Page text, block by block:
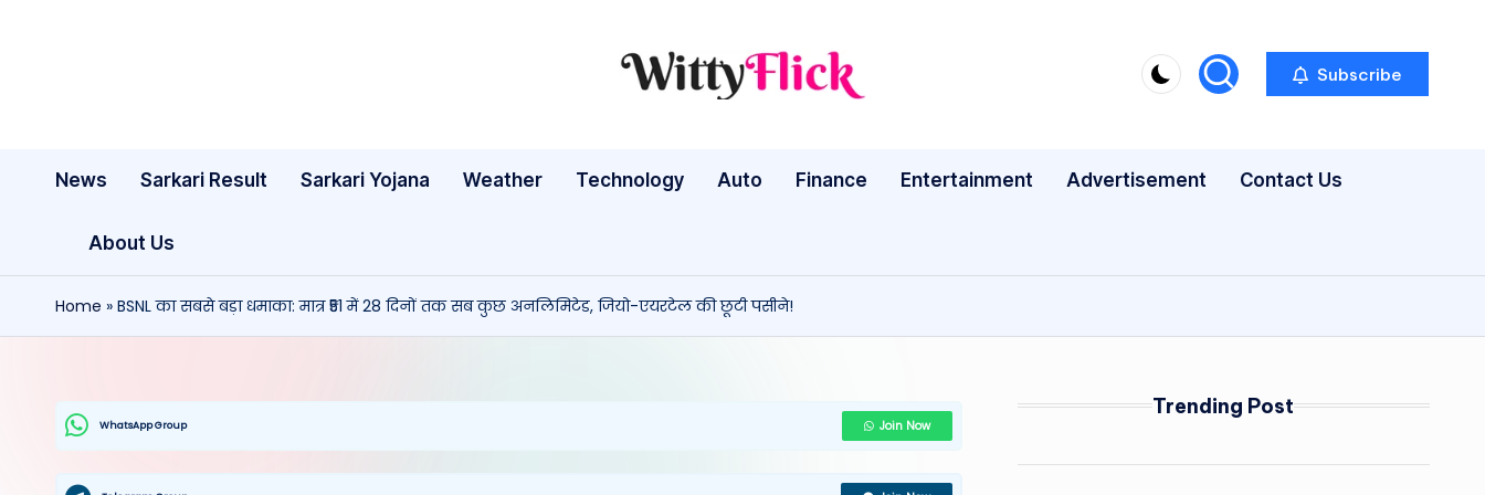
W
ty
ic
k:
WittyFlick:
Tech
Around
Subscribe
News Sarkari Result Sarkari Yojana Weather Technology Auto Finance Entertainment Advertisement Contact Us
About Us
Home » BSNL का सबसे बड़ा धमाका: मात्र ₹51 में 28 दिनों तक सब कुछ अनलिमिटेड, जियो-एयरटेल की छूटी पसीने!
WhatsApp Group Join Now
Trending Post